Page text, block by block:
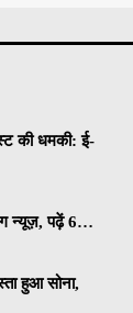
की धमकी: ई-
न्यूज़, पढ़ें 6…
हुआ सोना,